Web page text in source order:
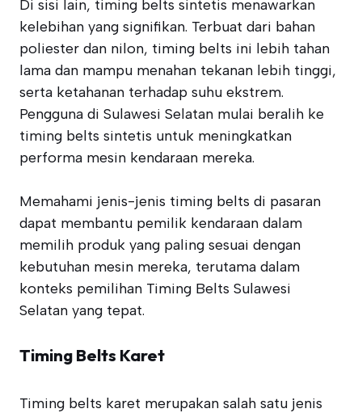
Di sisi lain, timing belts sintetis menawarkan
kelebihan yang signifikan. Terbuat dari bahan
poliester dan nilon, timing belts ini lebih tahan
lama dan mampu menahan tekanan lebih tinggi,
serta ketahanan terhadap suhu ekstrem.
Pengguna di Sulawesi Selatan mulai beralih ke
timing belts sintetis untuk meningkatkan
performa mesin kendaraan mereka.
Memahami jenis-jenis timing belts di pasaran
dapat membantu pemilik kendaraan dalam
memilih produk yang paling sesuai dengan
kebutuhan mesin mereka, terutama dalam
konteks pemilihan Timing Belts Sulawesi
Selatan yang tepat.
Timing Belts Karet
Timing belts karet merupakan salah satu jenis